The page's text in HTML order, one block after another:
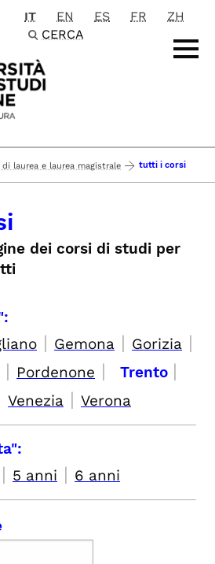
principale
IT EN ES FR
ZH
CERCA
laurea e laurea magistrale tutti i corsi
dei corsi di studi per
| Gemona | Gorizia |
| Pordenone | Trento |
Venezia | Verona
| 5 anni | 6 anni